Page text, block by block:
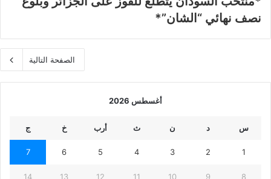
نصف نهائي “الشان”*
الصفحة التالية
أغسطس 2026
س د ن ث أرب خ ج
1
2
3
4
5
6
7
8
9
10
11
12
13
14